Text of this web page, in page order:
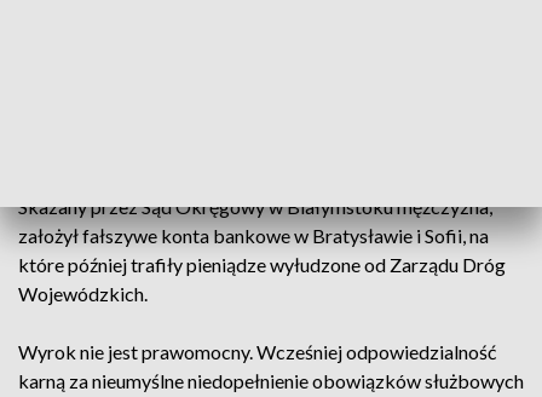
Skazany przez Sąd Okręgowy w Białymstoku mężczyzna,
założył fałszywe konta bankowe w Bratysławie i Sofii, na
które później trafiły pieniądze wyłudzone od Zarządu Dróg
Wojewódzkich.
Wyrok nie jest prawomocny. Wcześniej odpowiedzialność
karną za nieumyślne niedopełnienie obowiązków służbowych